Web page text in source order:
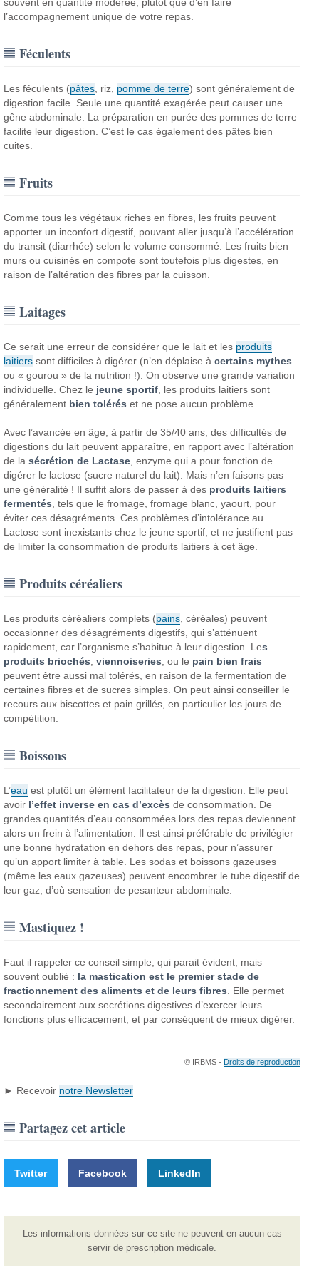
l’accompagnement unique de votre repas.
Féculents
Les féculents (pâtes , riz, pomme de terre) sont généralement de
digestion facile. Seule une quantité exagérée peut causer une
gêne abdominale. La préparation en purée des pommes de terre
facilite leur digestion. C’est le cas également des pâtes bien
cuites.
Fruits
Comme tous les végétaux riches en fibres, les fruits peuvent
apporter un inconfort digestif, pouvant aller jusqu’à l’accélération
du transit (diarrhée) selon le volume consommé. Les fruits bien
murs ou cuisinés en compote sont toutefois plus digestes, en
raison de l’altération des fibres par la cuisson.
Laitages
Ce serait une erreur de considérer que le lait et les produits
laitiers sont difficiles à digérer (n’en déplaise àcertains mythes
ou « gourou » de la nutrition !). On observe une grande variation
individuelle. Chez le jeune sportif , les produits laitiers sont
généralement bien tolérés et ne pose aucun problème.
Avec l’avancée en âge, à partir de 35/40 ans, des difficultés de
digestions du lait peuvent apparaître, en rapport avec l’altération
de lasécrétion de Lactase , enzyme qui a pour fonction de
digérer le lactose (sucre naturel du lait). Mais n’en faisons pas
une généralité ! Il suffit alors de passer à des produits laitiers
fermentés , tels que le fromage, fromage blanc, yaourt, pour
éviter ces désagréments. Ces problèmes d’intolérance au
Lactose sont inexistants chez le jeune sportif, et ne justifient pas
de limiter la consommation de produits laitiers à cet âge.
Produits céréaliers
Les produits céréaliers complets (pains , céréales) peuvent
occasionner des désagréments digestifs, qui s’atténuent
rapidement, car l’organisme s’habitue à leur digestion. Les
produits briochés ,viennoiseries , ou le pain bien frais
peuvent être aussi mal tolérés, en raison de la fermentation de
certaines fibres et de sucres simples. On peut ainsi conseiller le
recours aux biscottes et pain grillés, en particulier les jours de
compétition.
Boissons
L’eau est plutôt un élément facilitateur de la digestion. Elle peut
avoir l’effet inverse en cas d’excès de consommation. De
grandes quantités d’eau consommées lors des repas deviennent
alors un frein à l’alimentation. Il est ainsi préférable de privilégier
une bonne hydratation en dehors des repas, pour n’assurer
qu’un apport limiter à table. Les sodas et boissons gazeuses
(même les eaux gazeuses) peuvent encombrer le tube digestif de
leur gaz, d’où sensation de pesanteur abdominale.
Mastiquez !
Faut il rappeler ce conseil simple, qui parait évident, mais
souvent oublié : la mastication est le premier stade de
fractionnement des aliments et de leurs fibres . Elle permet
secondairement aux secrétions digestives d’exercer leurs
fonctions plus efficacement, et par conséquent de mieux digérer.
© IRBMS - Droits de reproduction
► Recevoir notre Newsletter
Partagez cet article
Twitter Facebook LinkedIn
Les informations données sur ce site ne peuvent en aucun cas
servir de prescription médicale.